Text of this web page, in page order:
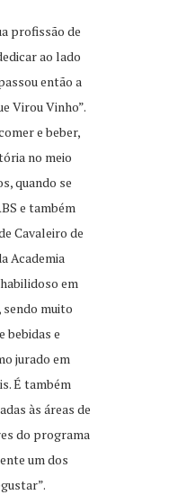
profissão de
ao lado
então a
Virou Vinho”.
e beber,
no meio
quando se
e também
Cavaleiro de
Academia
em
muito
bebidas e
jurado em
É também
às áreas de
do programa
um dos